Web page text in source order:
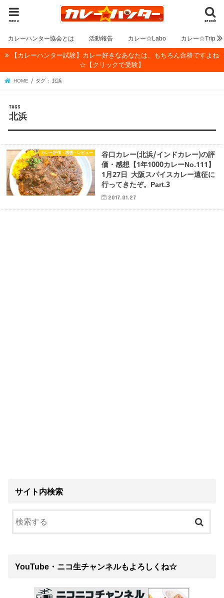
search
menu
カレーハンター協会とは 活動報告 カレー☆Labo カレー☆Trip
【カレーハンター試験】カレー好きなあなたは、もちろん合格ですよね
☆【クリックで受験】
HOME タグ : 北浜
北浜
カレー評価・感想・レビュー
谷口カレー(北浜/インドカレー)の評
価・感想【1年1000カレーNo.111】
1月27日 大阪スパイスカレー遠征に
行ってきたぞ。Part.3
2017.01.27
サイト内検索
YouTube・ニコ生チャンネルもよろしくね☆